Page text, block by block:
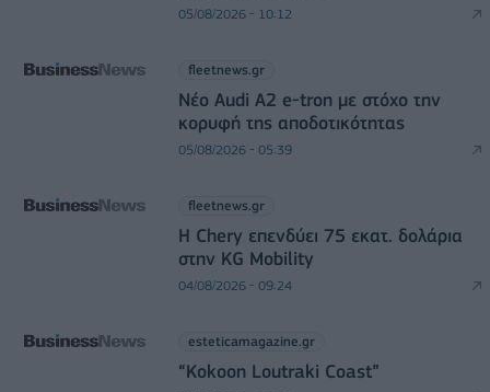
05/08/2026 - 10:12
fleetnews.gr
Νέο Audi A2 e-tron με στόχο την
κορυφή της αποδοτικότητας
05/08/2026 - 05:39
fleetnews.gr
Η Chery επενδύει 75 εκατ. δολάρια
στην KG Mobility
04/08/2026 - 09:24
esteticamagazine.gr
“Kokoon Loutraki Coast”